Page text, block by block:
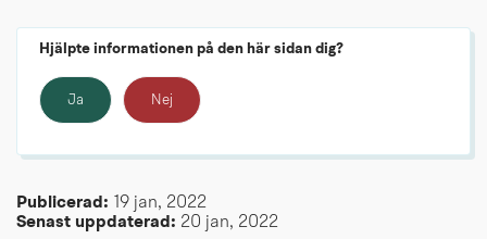
Hjälpte informationen på den här sidan dig?
Ja Nej
Publicerad:
19 jan, 2022
Senast uppdaterad: 20 jan, 2022